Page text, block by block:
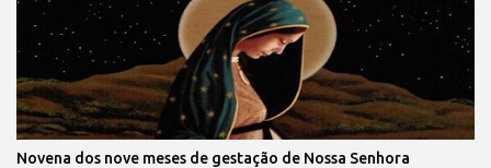
Novena dos nove meses de gestação de Nossa Senhora